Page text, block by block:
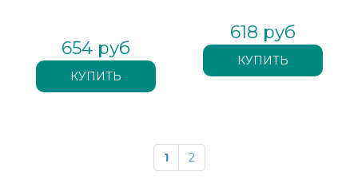
654 руб
618 руб
1 2